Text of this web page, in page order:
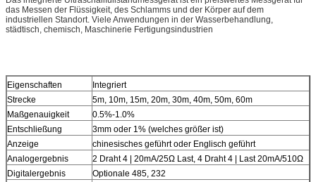
das Messen der Flüssigkeit, des Schlamms und der Körper auf dem
industriellen Standort. Viele Anwendungen in der Wasserbehandlung,
städtisch, chemisch, Maschinerie Fertigungsindustrien
Eigenschaften
Integriert
Strecke
5m, 10m, 15m, 20m, 30m, 40m, 50m, 60m
Maßgenauigkeit
0.5%-1.0%
Entschließung
3mm oder 1% (welches größer ist)
Anzeige
chinesisches geführt oder Englisch geführt
Analogergebnis
2 Draht 4 | 20mA/25Ω Last, 4 Draht 4 | Last 20mA/510Ω
Digitalergebnis
Optionale 485, 232